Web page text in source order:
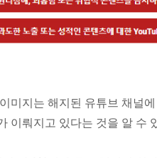
미지는 해지된 유튜브 채널
이뤄지고 있다는 것을 알 수